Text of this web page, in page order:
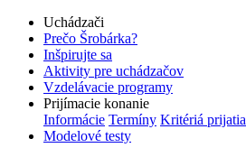
Uchádzači
Prečo Šrobárka?
Inšpirujte sa
Aktivity pre uchádzačov
Vzdelávacie programy
Prijímacie konanie
Informácie Termíny Kritériá prijatia
Modelové testy